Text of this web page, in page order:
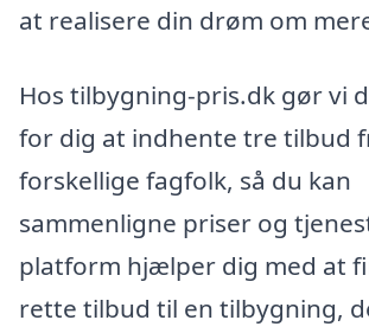
at realisere din drøm om
Hos tilbygning-pris.dk gør vi
for dig at indhente tre tilbud
forskellige fagfolk, så du kan
sammenligne priser og
platform hjælper dig med at
rette tilbud til en tilbygning,